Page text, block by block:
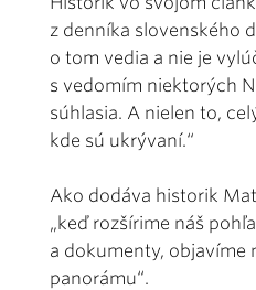
z denníka slovenského
o tom vedia a nie je
s vedomím niektorých
súhlasia. A nielen to,
kde sú ukrývaní.“
Ako dodáva historik
„keď rozšírime náš
a dokumenty, objavíme
panorámu“.